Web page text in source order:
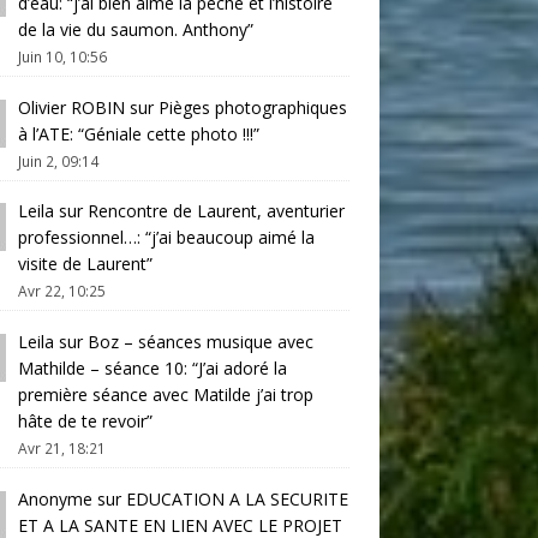
de la vie du saumon. Anthony”
Juin 10, 10:56
Olivier ROBIN sur Pièges photographiques
à l’ATE: “Géniale cette photo !!!”
Juin 2, 09:14
Leila sur Rencontre de Laurent, aventurier
professionnel…: “j’ai beaucoup aimé la
visite de Laurent”
Avr 22, 10:25
Leila sur Boz – séances musique avec
Mathilde – séance 10: “J’ai adoré la
première séance avec Matilde j’ai trop
hâte de te revoir”
Avr 21, 18:21
Anonyme sur EDUCATION A LA SECURITE
ET A LA SANTE EN LIEN AVEC LE PROJET